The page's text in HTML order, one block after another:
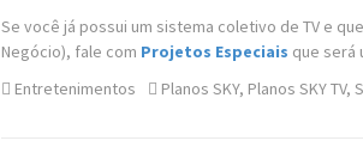
Se você já possui um sistema coletivo de TV e
Negócio), fale com Projetos Especiais que será
Entretenimentos
Planos SKY, Planos SKY TV,